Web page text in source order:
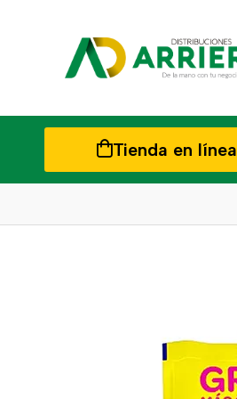
Tienda en línea